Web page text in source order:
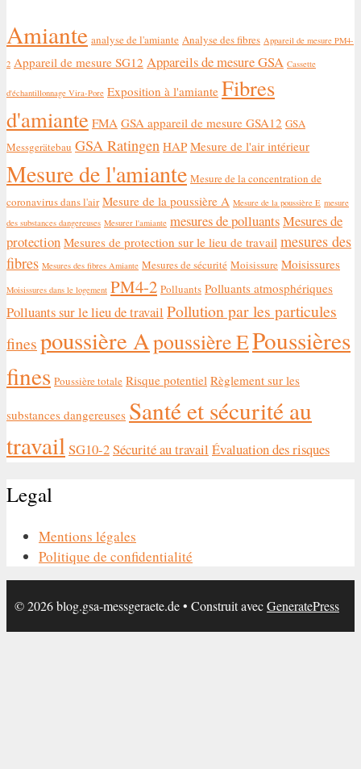
Amiante analyse de l'amiante Analyse des fibres Appareil de mesure PM4-
2 Appareil de mesure SG12 Appareils de mesure GSA Cassette
d'échantillonnage Vira-Pore Exposition à l'amiante Fibres
d'amiante FMA GSA appareil de mesure GSA12 GSA
Messgerätebau GSA Ratingen HAP Mesure de l'air intérieur
Mesure de l'amiante Mesure de la concentration de
coronavirus dans l'air Mesure de la poussière A Mesure de la poussière E mesure
des substances dangereuses Mesurer l'amiante mesures de polluantsMesures de
protection Mesures de protection sur le lieu de travail mesures des
fibres Mesures des fibres Amiante Mesures de sécurité Moisissure Moisissures
Moisissures dans le logement PM4-2 Polluants Polluants atmosphériques
Polluants sur le lieu de travail Pollution par les particules
finespoussière Apoussière EPoussières
fines Poussière totale Risque potentiel Règlement sur les
substances dangereuses Santé et sécurité au
travailSG10-2Sécurité au travail Évaluation des risques
Legal
Mentions légales
Politique de confidentialité
© 2026 blog.gsa-messgeraete.de• Construit avecGeneratePress